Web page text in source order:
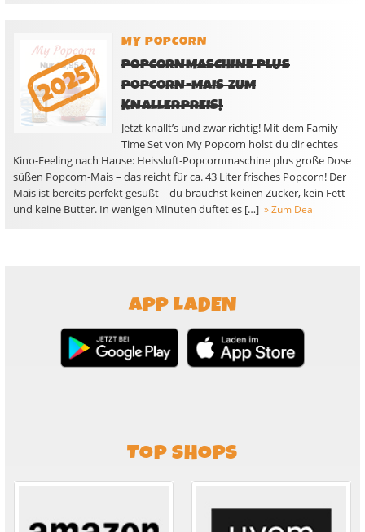
MY POPCORN
POPCORNMASCHINE PLUS
POPCORN-MAIS ZUM
KNALLERPREIS!
Jetzt knallt’s und zwar richtig! Mit dem Family-
Time Set von My Popcorn holst du dir echtes
Kino-Feeling nach Hause: Heissluft-Popcornmaschine plus große Dose
süßen Popcorn-Mais – das reicht für ca. 43 Liter frisches Popcorn! Der
Mais ist bereits perfekt gesüßt – du brauchst keinen Zucker, kein Fett
und keine Butter. In wenigen Minuten duftet es […] » Zum Deal
APP LADEN
TOP SHOPS